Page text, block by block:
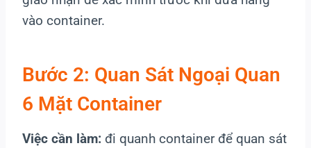
vào container.
Bước 2: Quan Sát Ngoại Quan
6 Mặt Container
Việc cần làm: đi quanh container để quan sát